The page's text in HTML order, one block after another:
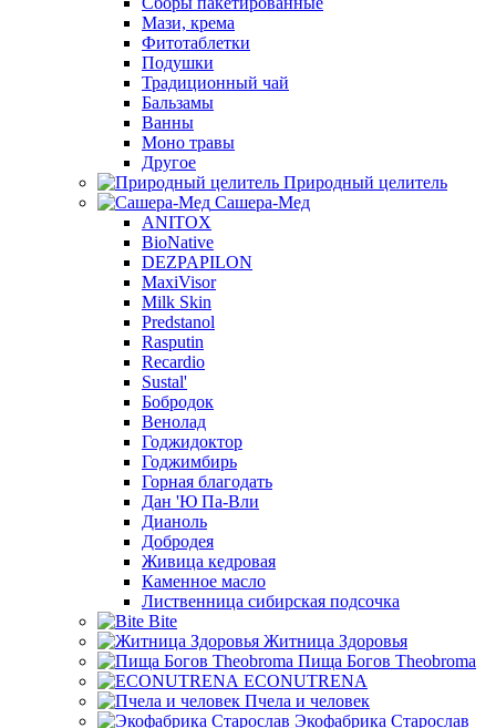
Мази, крема
Фитотаблетки
Подушки
Традиционный чай
Бальзамы
Ванны
Моно травы
Другое
Природный целитель
Сашера-Мед
ANITOX
BioNative
DEZPAPILON
MaxiVisor
Milk Skin
Predstanol
Rasputin
Recardio
Sustal'
Бобродок
Венолад
Годжидоктор
Годжимбирь
Горная благодать
Дан 'Ю Па-Вли
Дианоль
Добродея
Живица кедровая
Каменное масло
Лиственница сибирская подсочка
Bite
Житница Здоровья
Пища Богов Theobroma
ECONUTRENA
Пчела и человек
Экофабрика Старослав